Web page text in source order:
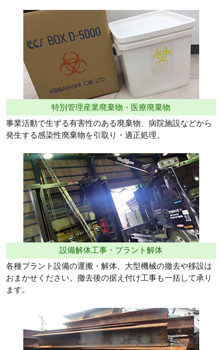
特別管理産業廃棄物・医療廃棄物
事業活動で生ずる有害性のある廃棄物、病院施設などから
発生する感染性廃棄物を引取り・適正処理。
設備解体工事・プラント解体
各種プラント設備の運搬・解体、大型機械の撤去や移設は
おまかせください。撤去後の据え付け工事も一括して承り
ます。